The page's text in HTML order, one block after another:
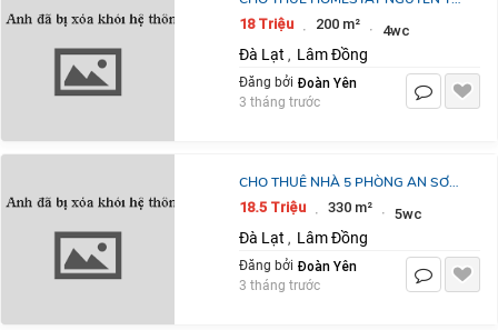
LỰC, PHƯỜNG 8, THÀNH PHỐ ĐÀ
LẠT 18 TRIỆU/THÁNG
18 Triệu · 200 m² · 4wc
Đà Lạt , Lâm Đồng
Đăng bởi Đoàn Yên
3 tháng trước
CHO THUÊ NHÀ 5 PHÒNG AN SƠN,
PHƯỜNG 4, ĐÀ LẠT 18,5
18.5 Triệu · 330 m² · 5wc
Đà Lạt , Lâm Đồng
Đăng bởi Đoàn Yên
3 tháng trước